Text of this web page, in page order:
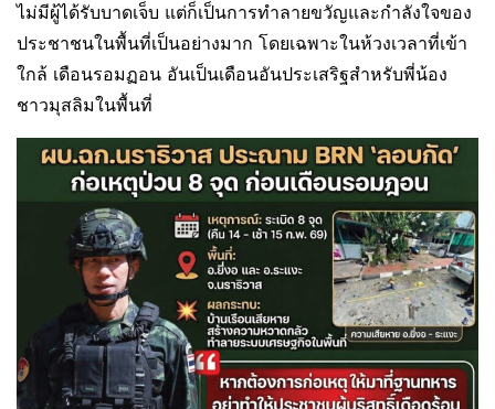
ไม่มีผู้ได้รับบาดเจ็บ แต่ก็เป็นการทำลายขวัญและกำลังใจของ
ประชาชนในพื้นที่เป็นอย่างมาก โดยเฉพาะในห้วงเวลาที่เข้า
ใกล้ เดือนรอมฏอน อันเป็นเดือนอันประเสริฐสำหรับพี่น้อง
ชาวมุสลิมในพื้นที่